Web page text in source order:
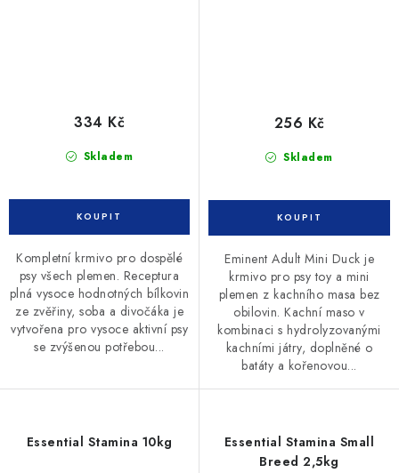
Skladem
334 Kč
Kompletní krmivo pro dospělé
psy všech plemen. Receptura
plná vysoce hodnotných bílkovin
ze zvěřiny, soba a divočáka je
vytvořena pro vysoce aktivní psy
se zvýšenou potřebou...
Skladem
256 Kč
Eminent Adult Mini Duck je
krmivo pro psy toy a mini
plemen z kachního masa bez
obilovin. Kachní maso v
kombinaci s hydrolyzovanými
kachními játry, doplněné o
batáty a kořenovou...
Essential Stamina 10kg
Essential Stamina Small
Breed 2,5kg